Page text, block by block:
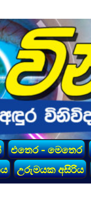
එතෙර - මෙතෙර
උරුමයක අසිරිය